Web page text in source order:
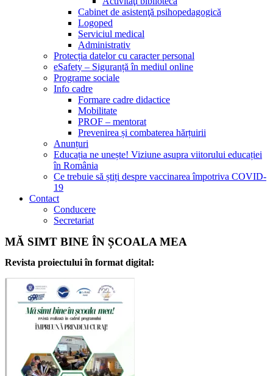
Cabinet de asistenţă psihopedagogică
Logoped
Serviciul medical
Administrativ
Protecția datelor cu caracter personal
eSafety – Siguranță în mediul online
Programe sociale
Info cadre
Formare cadre didactice
Mobilitate
PROF – mentorat
Prevenirea și combaterea hărțuirii
Anunțuri
Educația ne unește! Viziune asupra viitorului educației
în România
Ce trebuie să știți despre vaccinarea împotriva COVID-
19
Contact
Conducere
Secretariat
MĂ SIMT BINE ÎN ȘCOALA MEA
Revista proiectului în format digital: